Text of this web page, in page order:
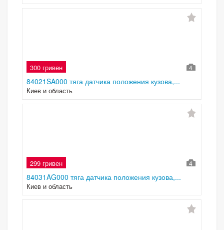
300 гривен 4
84021SA000 тяга датчика положения кузова,...
Киев и область
299 гривен 4
84031AG000 тяга датчика положения кузова,...
Киев и область